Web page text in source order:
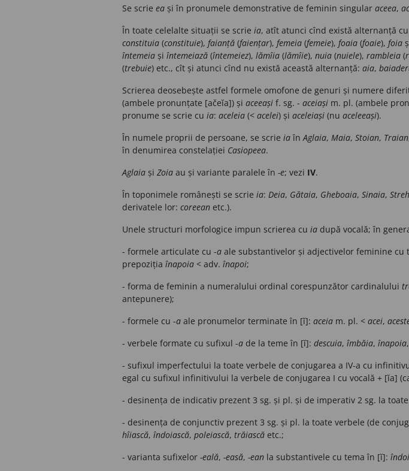
Se scrie ea și în pronumele demonstrative de feminin singular aceea,
În toate celelalte situații se scrie ia, atît atunci cînd există alternanță cu
constituia (constituie), faianță (faiențar), femeia (femeie), foaia (foaie), foia
întemeia și întemeiază (întemeiez), lămîia (lămîie), nuia (nuiele), rambleia (
(trebuie) etc., cît și atunci cînd nu există această alternanță: aia,
Scrierea deosebește astfel formele omofone de genuri și numere
(ambele pronunțate [ačeĭa]) și aceeași f. sg. - aceiași m. pl. (ambele
pronume se scrie cu ia: aceleia (< acelei) și aceleiași (nu aceleeași).
În numele proprii de persoane, se scrie iaînAglaia, Maia, Stoian, Traian
în denumirea constelației Casiopeea.
Aglaia și Zoia au și variante paralele în -e; vezi IV.
În toponimele românești se scrie ia: Deia, Gătaia, Gheboaia, Sinaia,
derivatele lor: coreean etc.).
Unele structuri morfologice impun scrierea cu ia după vocală; în
- formele articulate cu -a ale substantivelor și adjectivelor feminine cu
prepoziția înapoia < adv. înapoi;
- forma de feminin a numeralului ordinal corespunzător cardinalului
antepunere);
- formele cu -a ale pronumelor terminate în [ĭ]: aceia m. pl. < acei,
- verbele formate cu sufixul -a de la teme în [ĭ]: descuia, îmbăia, înapoia,
- sufixul imperfectului la toate verbele de conjugarea a IV-a cu
egal cu sufixul infinitivului la verbele de conjugarea I cu vocală + [ĭa]
- desinența de indicativ prezent 3 sg. și pl. și de imperativ 2 sg. la
- desinența de conjunctiv prezent 3 sg. și pl. la toate verbele (de
hîiască, îndoiască, poleiască, trăiască etc.;
- varianta sufixelor -eală, -easă, -ean la substantivele cu tema în [ĭ]: